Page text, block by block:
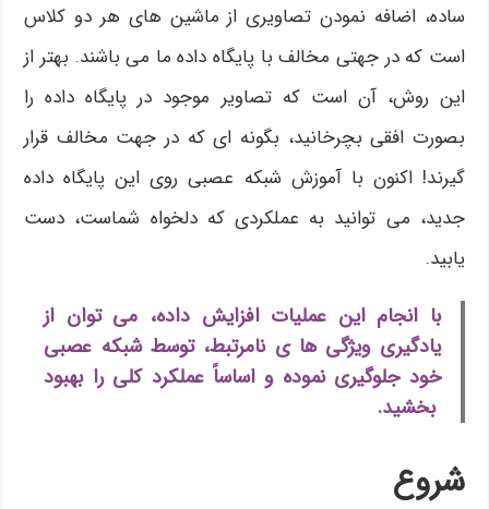
ساده، اضافه نمودن تصاویری از ماشین های هر دو کلاس
است که در جهتی مخالف با پایگاه داده ما می باشند. بهتر از
این روش، آن است که تصاویر موجود در پایگاه داده را
بصورت افقی بچرخانید، بگونه ای که در جهت مخالف قرار
گیرند! اکنون با آموزش شبکه عصبی روی این پایگاه داده
جدید، می توانید به عملکردی که دلخواه شماست، دست
یابید.
با انجام این عملیات افزایش داده، می توان از
یادگیری ویژگی ها ی نامرتبط، توسط شبکه عصبی
خود جلوگیری نموده و اساساً عملکرد کلی را بهبود
بخشید.
شروع